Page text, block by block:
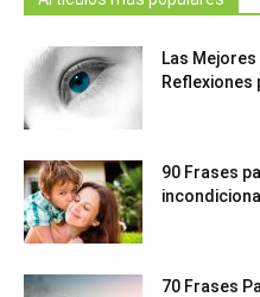
Las Mejores
90 Frases
incondicional
70 Frases